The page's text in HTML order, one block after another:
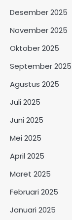
Desember 2025
November 2025
Oktober 2025
September 2025
Agustus 2025
Juli 2025
Juni 2025
Mei 2025
April 2025
Maret 2025
Februari 2025
Januari 2025